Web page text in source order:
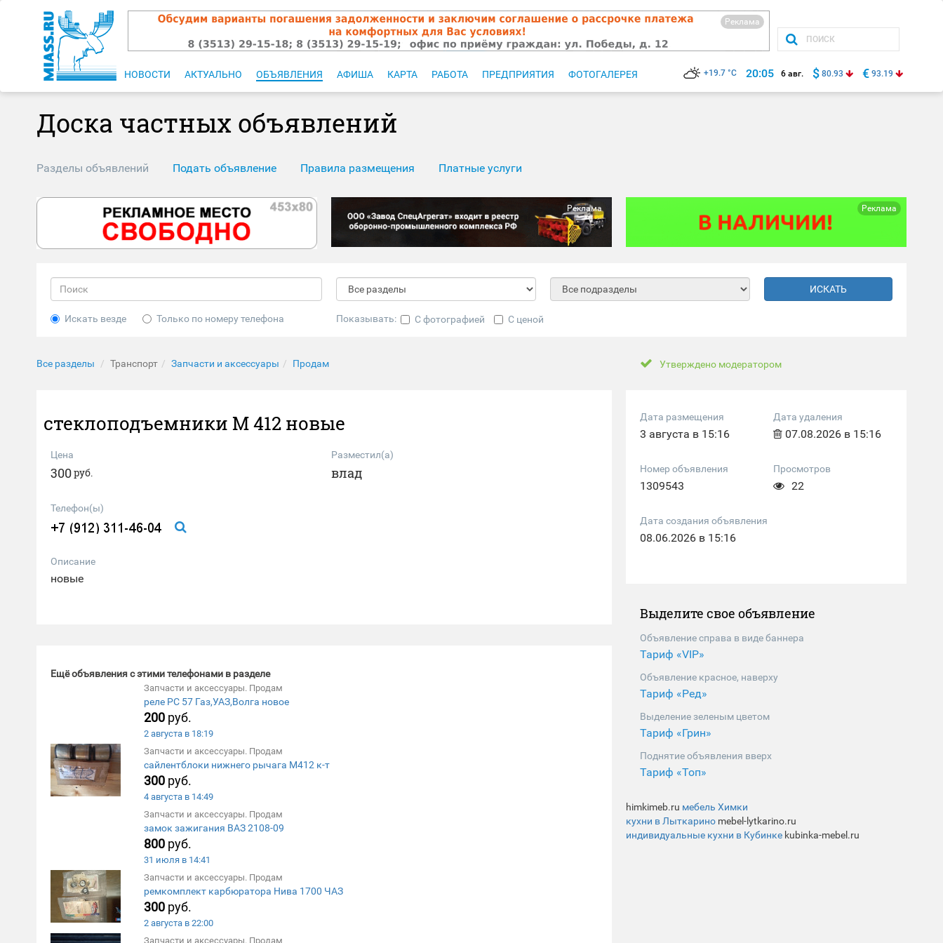
Реклама
НОВОСТИ АКТУАЛЬНО ОБЪЯВЛЕНИЯ АФИША КАРТА РАБОТА ПРЕДПРИЯТИЯ ФОТОГАЛЕРЕЯ +19.7 °C 20:05 6 авг. $ 80.93 € 93.19
Доска частных объявлений
Разделы объявлений Подать объявление Правила размещения Платные услуги
Реклама Реклама
ИСКАТЬ
Искать везде Только по номеру телефона Показывать: С фотографией С ценой
Все разделы Транспорт Запчасти и аксессуары Продам
стеклоподъемники М 412 новые
Цена
300руб.
Разместил(а)
влад
Телефон(ы)
Описание
новые
Ещё объявления с этими телефонами в разделе
Запчасти и аксессуары. Продам
реле РС 57 Газ,УАЗ,Волга новое
200 руб.
2 августа в 18:19
Запчасти и аксессуары. Продам
сайлентблоки нижнего рычага М412 к-т
300 руб.
4 августа в 14:49
Запчасти и аксессуары. Продам
замок зажигания ВАЗ 2108-09
800 руб.
31 июля в 14:41
Запчасти и аксессуары. Продам
ремкомплект карбюратора Нива 1700 ЧАЗ
300 руб.
2 августа в 22:00
Запчасти и аксессуары. Продам
Утверждено модератором
Дата размещения
3 августа в 15:16
Дата удаления
07.08.2026 в 15:16
Номер объявления
1309543
Просмотров
22
Дата создания объявления
08.06.2026 в 15:16
Выделите свое объявление
Объявление справа в виде баннера
Тариф «VIP»
Объявление красное, наверху
Тариф «Ред»
Выделение зеленым цветом
Тариф «Грин»
Поднятие объявления вверх
Тариф «Топ»
himkimeb.ru мебель Химки
кухни в Лыткарино mebel-lytkarino.ru
индивидуальные кухни в Кубинке kubinka-mebel.ru